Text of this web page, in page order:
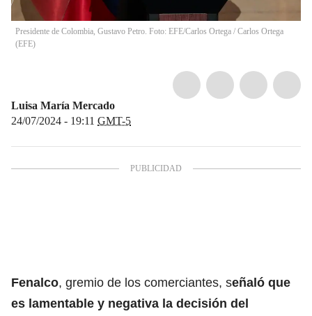
Presidente de Colombia, Gustavo Petro. Foto: EFE/Carlos Ortega / Carlos Ortega
(EFE)
Luisa María Mercado
24/07/2024 - 19:11 GMT-5
Fenalco, gremio de los comerciantes, señaló que
es lamentable y negativa la decisión del